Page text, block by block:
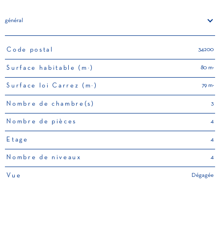
général
TRAD_PAMPERO_Caracteristique
Code postal 34200
Surface habitable (m²) 80 m²
Surface loi Carrez (m²) 79 m²
Nombre de chambre(s) 3
Nombre de pièces 4
Etage 4
Nombre de niveaux 4
Vue Dégagée